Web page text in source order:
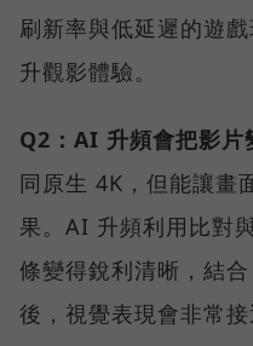
刷新率與低延遲的遊
升觀影體驗。
Q2：AI 升頻會把影片
同原生 4K，但能讓畫
果。AI 升頻利用比對
條變得銳利清晰，結
後，視覺表現會非常接